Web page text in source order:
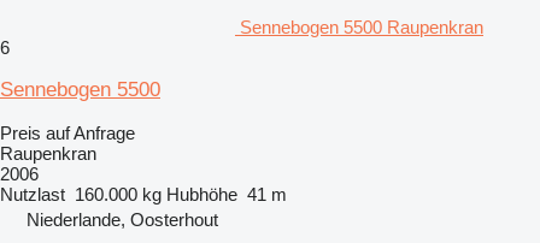
Sennebogen 5500 Raupenkran
6
Sennebogen 5500
Preis auf Anfrage
Raupenkran
2006
Nutzlast 160.000 kg Hubhöhe 41 m
Niederlande, Oosterhout